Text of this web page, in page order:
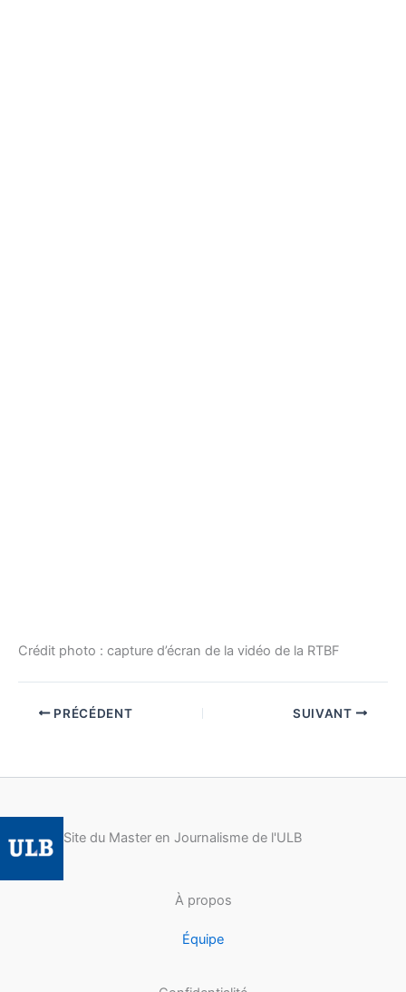
Crédit photo : capture d’écran de la vidéo de la RTBF
PRÉCÉDENT SUIVANT
Site du Master en Journalisme de l'ULB
À propos
Équipe